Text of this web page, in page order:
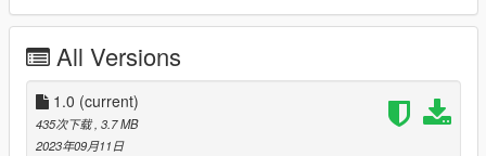
All Versions
1.0 (current)
435次下载 , 3.7 MB
2023年09月11日